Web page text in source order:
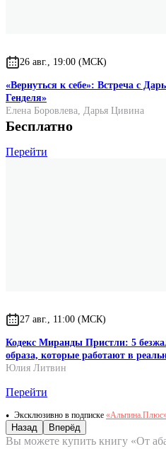
26 авг., 19:00 (МСК)
«Вернуться к себе»: Встреча с
Генделя»
Елена Боровлева, Дарья Цивина
Бесплатно
Перейти
27 авг., 11:00 (МСК)
Кодекс Миранды Пристли: 5
образа, которые работают в
Юлия Литвин
Перейти
Эксклюзивно в подписке
Назад Вперёд
Вы можете купить книгу «От